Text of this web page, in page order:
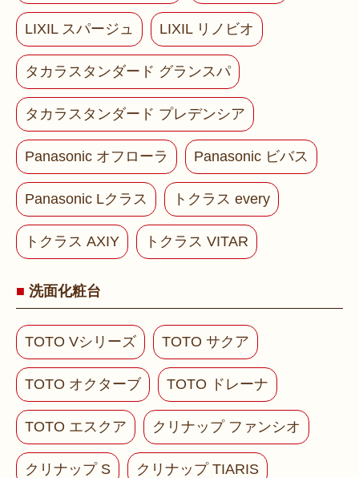
LIXIL スパージュ LIXIL リノビオ
タカラスタンダード グランスパ
タカラスタンダード プレデンシア
Panasonic オフローラ Panasonic ビバス
Panasonic Lクラス トクラス every
トクラス AXIY トクラス VITAR
洗面化粧台
TOTO Vシリーズ TOTO サクア
TOTO オクターブ TOTO ドレーナ
TOTO エスクア クリナップ ファンシオ
クリナップ S クリナップ TIARIS